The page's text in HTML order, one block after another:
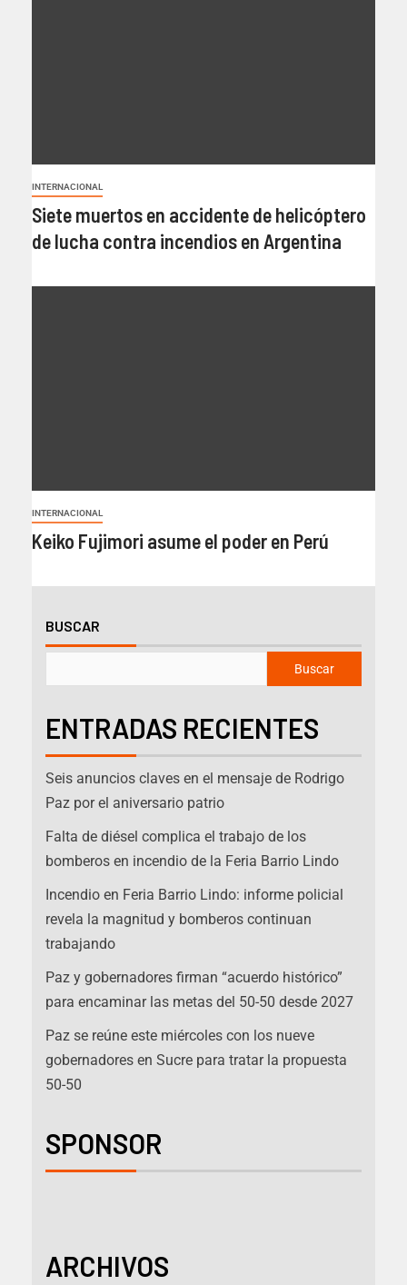
INTERNACIONAL
Siete muertos en accidente de helicóptero
de lucha contra incendios en Argentina
INTERNACIONAL
Keiko Fujimori asume el poder en Perú
BUSCAR
Buscar
ENTRADAS RECIENTES
Seis anuncios claves en el mensaje de Rodrigo
Paz por el aniversario patrio
Falta de diésel complica el trabajo de los
bomberos en incendio de la Feria Barrio Lindo
Incendio en Feria Barrio Lindo: informe policial
revela la magnitud y bomberos continuan
trabajando
Paz y gobernadores firman “acuerdo histórico”
para encaminar las metas del 50-50 desde 2027
Paz se reúne este miércoles con los nueve
gobernadores en Sucre para tratar la propuesta
50-50
SPONSOR
ARCHIVOS